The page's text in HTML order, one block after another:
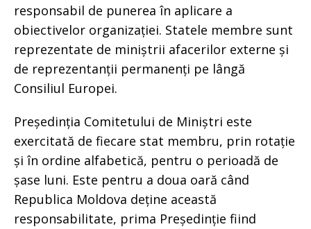
responsabil de punerea în aplicare a
obiectivelor organizației. Statele membre sunt
reprezentate de miniștrii afacerilor externe și
de reprezentanții permanenți pe lângă
Consiliul Europei.
Președinția Comitetului de Miniștri este
exercitată de fiecare stat membru, prin rotație
și în ordine alfabetică, pentru o perioadă de
șase luni. Este pentru a doua oară când
Republica Moldova deține această
responsabilitate, prima Președinție fiind